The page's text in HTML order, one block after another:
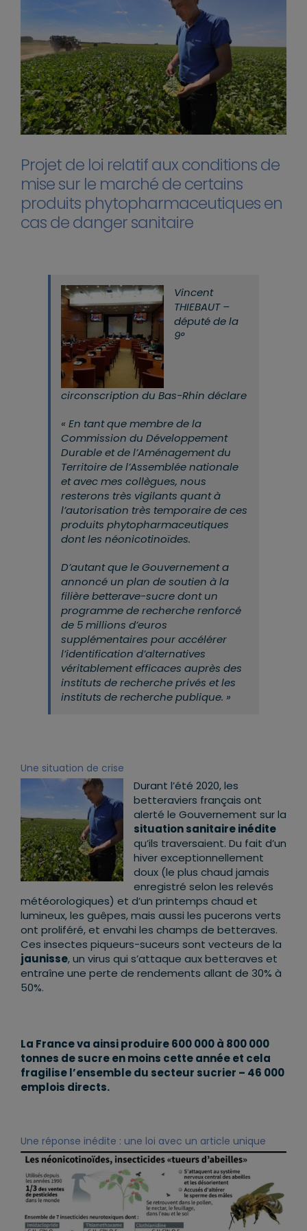
Projet de loi relatif aux conditions de
mise sur le marché de certains
produits phytopharmaceutiques en
cas de danger sanitaire
Vincent
THIEBAUT –
député de la
9°
circonscription du Bas-Rhin déclare
«En tant que membre de la
Commission du Développement
Durable et de l’Aménagement du
Territoire de l’Assemblée nationale
et avec mes collègues, nous
resterons très vigilants quant à
l’autorisation très temporaire de ces
produits phytopharmaceutiques
dont les néonicotinoïdes.
D’autant que le Gouvernement a
annoncé un plan de soutien à la
filière betterave-sucre dont un
programme de recherche renforcé
de 5 millions d’euros
supplémentaires pour accélérer
l’identification d’alternatives
véritablement efficaces auprès des
instituts de recherche privés et les
instituts de recherche publique. »
Une situation de crise
Durant l’été 2020, les
betteraviers français ont
alerté le Gouvernement sur la
situation sanitaire inédite
qu’ils traversaient. Du fait d’un
hiver exceptionnellement
doux (le plus chaud jamais
enregistré selon les relevés
météorologiques) et d’un printemps chaud et
lumineux, les guêpes, mais aussi les pucerons verts
ont proliféré, et envahi les champs de betteraves.
Ces insectes piqueurs-suceurs sont vecteurs de la
jaunisse, un virus qui s’attaque aux betteraves et
entraîne une perte de rendements allant de 30% à
50%.
La France va ainsi produire 600 000 à 800 000
tonnes de sucre en moins cette année et cela
fragilise l’ensemble du secteur sucrier – 46 000
emplois directs.
Une réponse inédite : une loi avec un article unique